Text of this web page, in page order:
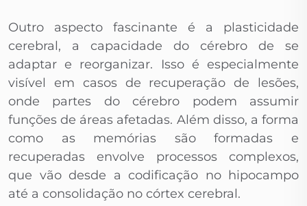
Outro aspecto fascinante é a plasticidade
cerebral, a capacidade do cérebro de se
adaptar e reorganizar. Isso é especialmente
visível em casos de recuperação de lesões,
onde partes do cérebro podem assumir
funções de áreas afetadas. Além disso, a forma
como as memórias são formadas e
recuperadas envolve processos complexos,
que vão desde a codificação no hipocampo
até a consolidação no córtex cerebral.